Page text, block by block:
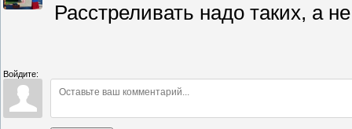
Расстреливать надо таких, а
Войдите: